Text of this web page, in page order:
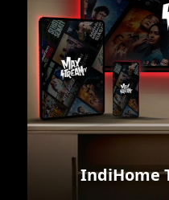
IndiHome